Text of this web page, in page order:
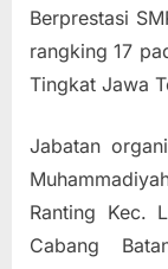
Berprestasi
rangking 17
Tingkat Jawa
Jabatan
Ranting Kec.
Cabang